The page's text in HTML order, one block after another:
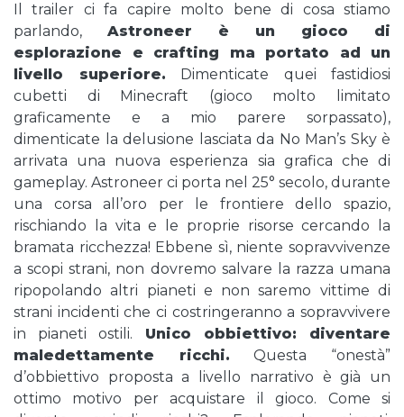
Il trailer ci fa capire molto bene di cosa stiamo
parlando, Astroneer è un gioco di
esplorazione e crafting ma portato ad un
livello superiore. Dimenticate quei fastidiosi
cubetti di Minecraft (gioco molto limitato
graficamente e a mio parere sorpassato),
dimenticate la delusione lasciata da No Man’s Sky è
arrivata una nuova esperienza sia grafica che di
gameplay. Astroneer ci porta nel 25° secolo, durante
una corsa all’oro per le frontiere dello spazio,
rischiando la vita e le proprie risorse cercando la
bramata ricchezza! Ebbene sì, niente sopravvivenze
a scopi strani, non dovremo salvare la razza umana
ripopolando altri pianeti e non saremo vittime di
strani incidenti che ci costringeranno a sopravvivere
in pianeti ostili. Unico obbiettivo: diventare
maledettamente ricchi. Questa “onestà”
d’obbiettivo proposta a livello narrativo è già un
ottimo motivo per acquistare il gioco. Come si